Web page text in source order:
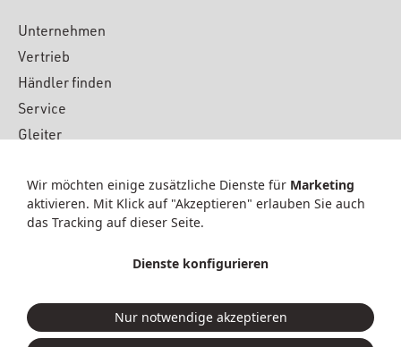
Unternehmen
Vertrieb
Händler finden
Service
Gleiter
Material
News & Presse
Datenschutz | Dienste anpassen
Wir möchten einige zusätzliche Dienste für Marketing
aktivieren. Mit Klick auf "Akzeptieren" erlauben Sie auch
das Tracking auf dieser Seite.
Dienste konfigurieren
Nur notwendige akzeptieren